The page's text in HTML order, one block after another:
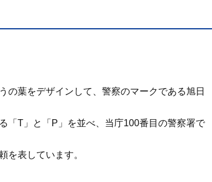
の葉をデザインして、警察のマークである旭日
「T」と「P」を並べ、当庁100番目の警察署で
を表しています。